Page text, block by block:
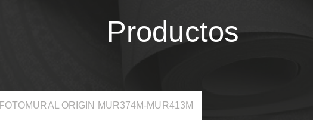
Productos
FOTOMURAL ORIGIN MUR374M-MUR413M